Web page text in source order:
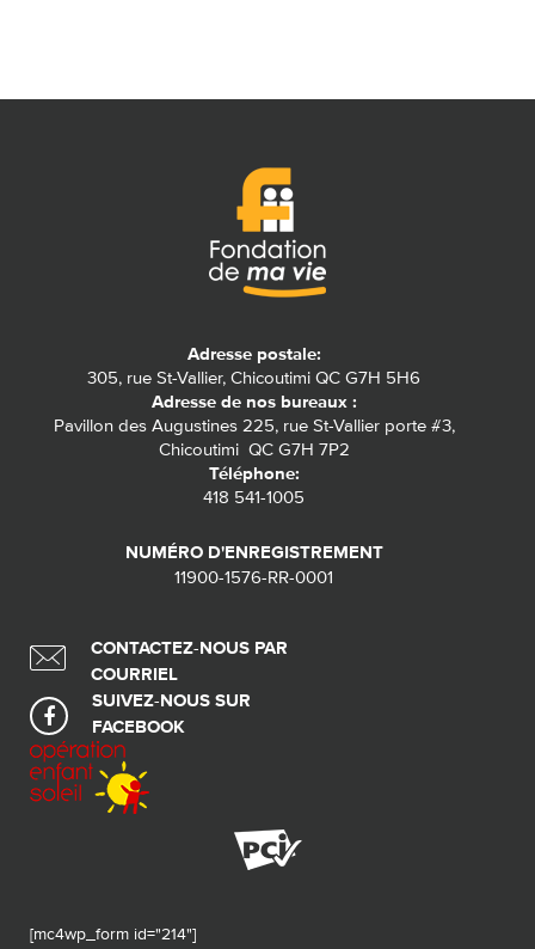
Adresse postale:
305, rue St-Vallier, Chicoutimi QC G7H 5H6
Adresse de nos bureaux :
Pavillon des Augustines 225, rue St-Vallier porte #3,
Chicoutimi QC G7H 7P2
Téléphone:
418 541-1005
NUMÉRO D'ENREGISTREMENT
11900-1576-RR-0001
CONTACTEZ-NOUS PAR
COURRIEL
SUIVEZ-NOUS SUR
FACEBOOK
[mc4wp_form id="214"]